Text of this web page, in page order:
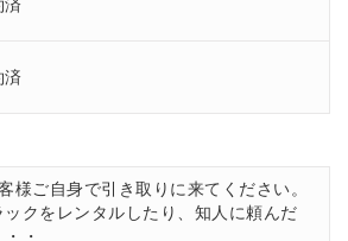
済
様ご自身で引き取りに来てください。
ックをレンタルしたり、知人に頼んだ
・